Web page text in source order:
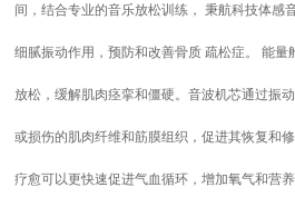
间，结合专业的音乐放松训练， 秉航科技体感
细腻振动作用，预防和改善骨质 疏松症。 能
放松，缓解肌肉痉挛和僵硬。音波机芯通过振
或损伤的肌肉纤维和筋膜组织，促进其恢复和
疗愈可以更快速促进气血循环，增加氧气和营